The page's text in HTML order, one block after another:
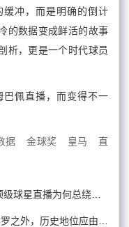
缓冲，而是明确的倒计
的数据变成鲜活的故事
析，更是一个时代球员
佩直播，而变得不一
据 金球奖 皇马
直
星直播为何总绕开争议
历史地位应由数据真相定论